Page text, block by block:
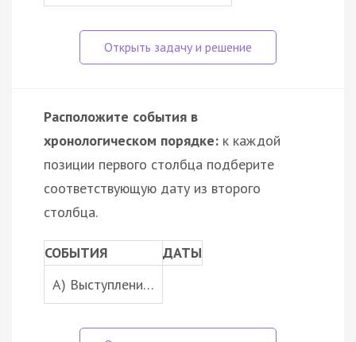
Расположите события в
хронологическом порядке: к каждой
позиции первого столбца подберите
соответствующую дату из второго
столбца.
СОБЫТИЯ
ДАТЫ
A) Выступлени…